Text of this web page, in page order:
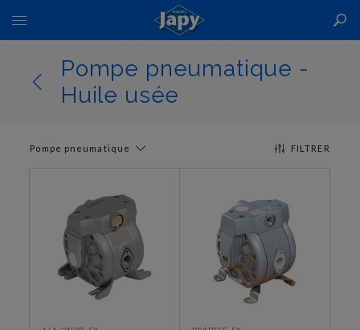
Basculer
la
navigationPompe pneumatique -
Huile usée
FILTRER
Pompe pneumatique